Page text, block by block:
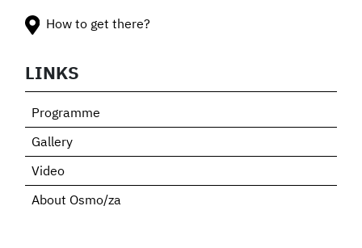
LINKS
Programme
Gallery
Video
About Osmo/za
How to get there?